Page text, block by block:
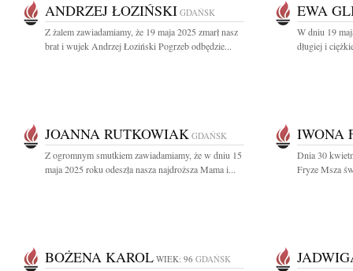
ANDRZEJ ŁOZIŃSKI GDAŃSK
Z żalem zawiadamiamy, że 19 maja 2025 zmarł nasz
brat i wujek Andrzej Łoziński Pogrzeb odbędzie...
EWA
W dniu 19
długiej i
JOANNA RUTKOWIAK GDAŃSK
Z ogromnym smutkiem zawiadamiamy, że w dniu 15
maja 2025 roku odeszła nasza najdroższa Mama i...
IWONA
Dnia 30
Fryze Msza
BOŻENA KAROL WIEK: 96 GDAŃSK